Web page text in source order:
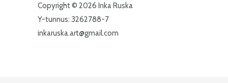
Copyright © 2026 Inka Ruska
Y-tunnus: 3262788-7
inkaruska.art@gmail.com